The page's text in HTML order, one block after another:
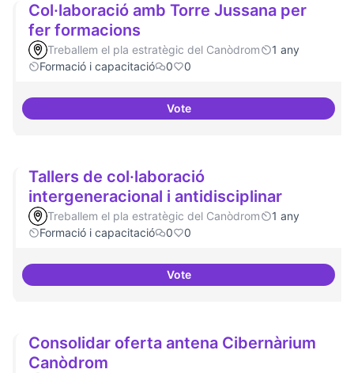
Col·laboració amb Torre Jussana per
fer formacions
Treballem el pla estratègic del Canòdrom
1 any
Formació i capacitació
0 0
VoteCol·laboració amb Torre
Tallers de col·laboració
intergeneracional i antidisciplinar
Treballem el pla estratègic del Canòdrom
1 any
Formació i capacitació
0 0
VoteTallers de col·laboració
Consolidar oferta antena Cibernàrium
Canòdrom